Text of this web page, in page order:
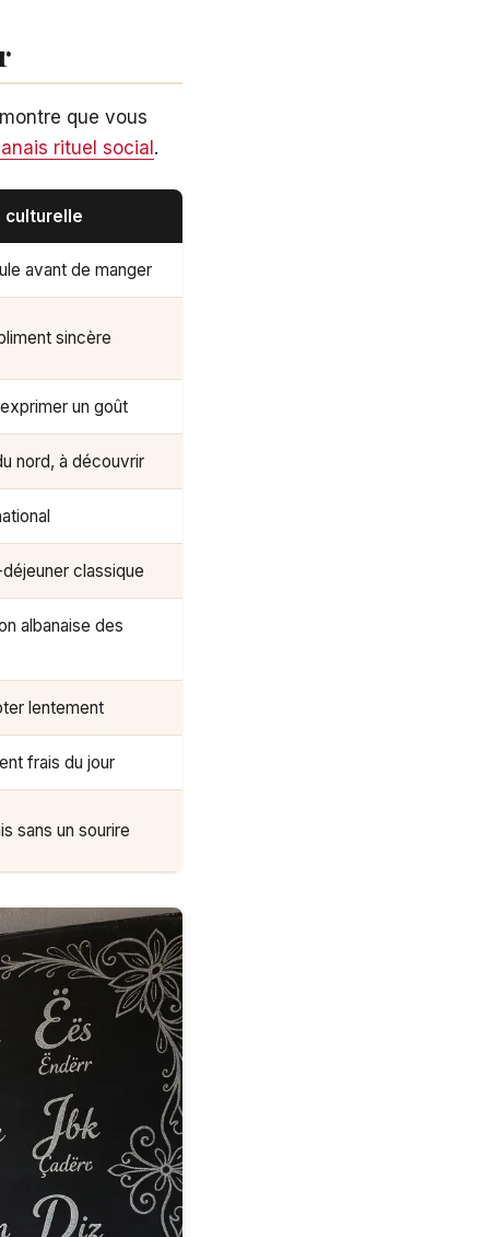
que vous
rituel social.
culturelle
avant de manger
sincère
un goût
nord, à découvrir
classique
albanaise des
lentement
frais du jour
sans un sourire